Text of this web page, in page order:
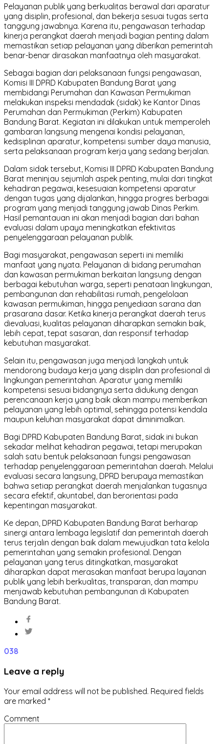
Pelayanan publik yang berkualitas berawal dari aparatur
yang disiplin, profesional, dan bekerja sesuai tugas serta
tanggung jawabnya. Karena itu, pengawasan terhadap
kinerja perangkat daerah menjadi bagian penting dalam
memastikan setiap pelayanan yang diberikan pemerintah
benar-benar dirasakan manfaatnya oleh masyarakat.
Sebagai bagian dari pelaksanaan fungsi pengawasan,
Komisi III DPRD Kabupaten Bandung Barat yang
membidangi Perumahan dan Kawasan Permukiman
melakukan inspeksi mendadak (sidak) ke Kantor Dinas
Perumahan dan Permukiman (Perkim) Kabupaten
Bandung Barat. Kegiatan ini dilakukan untuk memperoleh
gambaran langsung mengenai kondisi pelayanan,
kedisiplinan aparatur, kompetensi sumber daya manusia,
serta pelaksanaan program kerja yang sedang berjalan.
Dalam sidak tersebut, Komisi III DPRD Kabupaten Bandung
Barat meninjau sejumlah aspek penting, mulai dari tingkat
kehadiran pegawai, kesesuaian kompetensi aparatur
dengan tugas yang dijalankan, hingga progres berbagai
program yang menjadi tanggung jawab Dinas Perkim.
Hasil pemantauan ini akan menjadi bagian dari bahan
evaluasi dalam upaya meningkatkan efektivitas
penyelenggaraan pelayanan publik.
Bagi masyarakat, pengawasan seperti ini memiliki
manfaat yang nyata. Pelayanan di bidang perumahan
dan kawasan permukiman berkaitan langsung dengan
berbagai kebutuhan warga, seperti penataan lingkungan,
pembangunan dan rehabilitasi rumah, pengelolaan
kawasan permukiman, hingga penyediaan sarana dan
prasarana dasar. Ketika kinerja perangkat daerah terus
dievaluasi, kualitas pelayanan diharapkan semakin baik,
lebih cepat, tepat sasaran, dan responsif terhadap
kebutuhan masyarakat.
Selain itu, pengawasan juga menjadi langkah untuk
mendorong budaya kerja yang disiplin dan profesional di
lingkungan pemerintahan. Aparatur yang memiliki
kompetensi sesuai bidangnya serta didukung dengan
perencanaan kerja yang baik akan mampu memberikan
pelayanan yang lebih optimal, sehingga potensi kendala
maupun keluhan masyarakat dapat diminimalkan.
Bagi DPRD Kabupaten Bandung Barat, sidak ini bukan
sekadar melihat kehadiran pegawai, tetapi merupakan
salah satu bentuk pelaksanaan fungsi pengawasan
terhadap penyelenggaraan pemerintahan daerah. Melalui
evaluasi secara langsung, DPRD berupaya memastikan
bahwa setiap perangkat daerah menjalankan tugasnya
secara efektif, akuntabel, dan berorientasi pada
kepentingan masyarakat.
Ke depan, DPRD Kabupaten Bandung Barat berharap
sinergi antara lembaga legislatif dan pemerintah daerah
terus terjalin dengan baik dalam mewujudkan tata kelola
pemerintahan yang semakin profesional. Dengan
pelayanan yang terus ditingkatkan, masyarakat
diharapkan dapat merasakan manfaat berupa layanan
publik yang lebih berkualitas, transparan, dan mampu
menjawab kebutuhan pembangunan di Kabupaten
Bandung Barat.
038
Leave a reply
Your email address will not be published. Required fields
are marked *
Comment